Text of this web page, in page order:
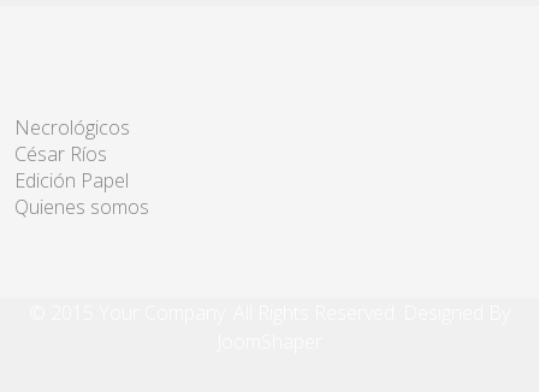
Necrológicos
César Ríos
Edición Papel
Quienes somos